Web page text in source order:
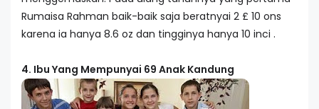
Rumaisa Rahman baik-baik saja beratnyai 2 £ 10 ons
karena ia hanya 8.6 oz dan tingginya hanya 10 inci .
4. Ibu Yang Mempunyai 69 Anak Kandung